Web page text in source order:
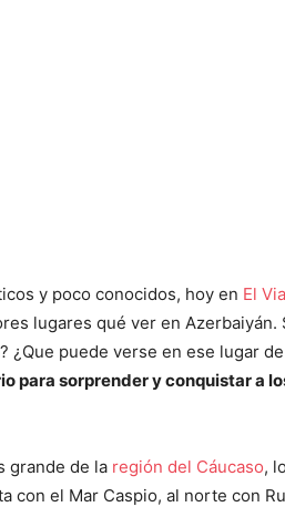
y poco conocidos, hoy en El
lugares qué ver en Azerbaiyán.
¿Que puede verse en ese lugar
para sorprender y conquistar a
grande de la región del Cáucaso,
con el Mar Caspio, al norte con